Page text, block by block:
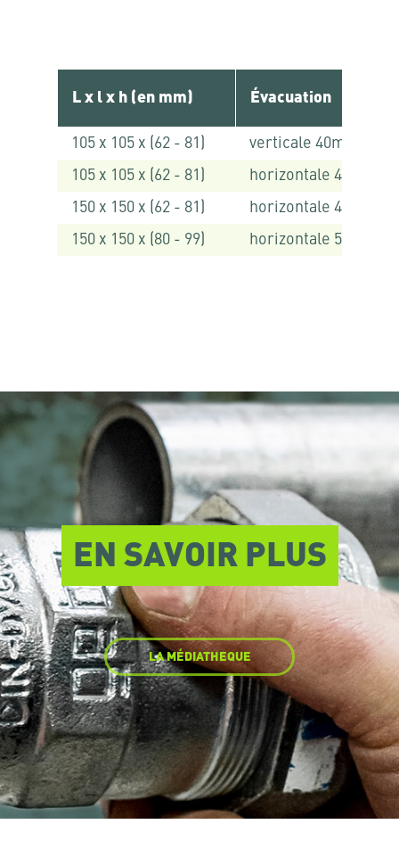
L x l x h (en mm) Évacuation
105 x 105 x (62 - 81)
verticale 40mm
105 x 105 x (62 - 81)
horizontale 40 mm
150 x 150 x (62 - 81)
horizontale 40 mm
150 x 150 x (80 - 99)
horizontale 50 mm
EN SAVOIR PLUS
LA MÉDIATHEQUE